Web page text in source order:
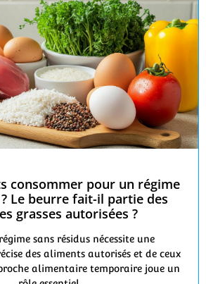
consommer pour un régime
Le beurre fait-il partie des
grasses autorisées ?
sans résidus nécessite une
des aliments autorisés et de ceux
alimentaire temporaire joue un